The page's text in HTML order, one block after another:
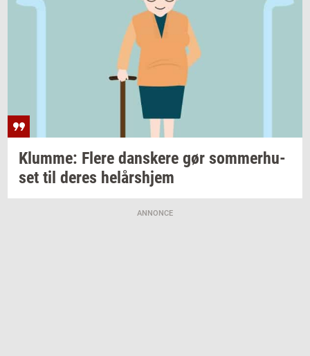
Klum­me: Flere dan­ske­re gør som­mer­hu­
set til deres helårs­hjem
ANNONCE